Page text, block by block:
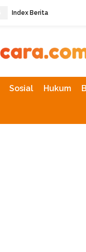
Index Berita
Sosial Hukum